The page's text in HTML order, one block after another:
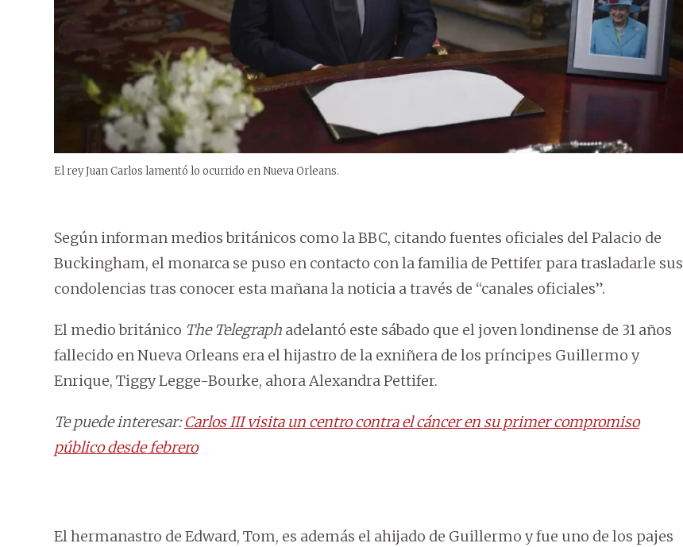
El rey Juan Carlos lamentó lo ocurrido en Nueva Orleans.
Según informan medios británicos como la BBC, citando fuentes oficiales del Palacio de
Buckingham, el monarca se puso en contacto con la familia de Pettifer para trasladarle sus
condolencias tras conocer esta mañana la noticia a través de “canales oficiales”.
El medio británico The Telegraph adelantó este sábado que el joven londinense de 31 años
fallecido en Nueva Orleans era el hijastro de la exniñera de los príncipes Guillermo y
Enrique, Tiggy Legge-Bourke, ahora Alexandra Pettifer.
Te puede interesar:Carlos III visita un centro contra el cáncer en su primer compromiso
público desde febrero
El hermanastro de Edward, Tom, es además el ahijado de Guillermo y fue uno de los pajes